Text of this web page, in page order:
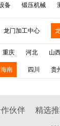
备 锻压机械
龙门加工中心
重庆 河北 山
海南 四川 贵
伙伴 精选